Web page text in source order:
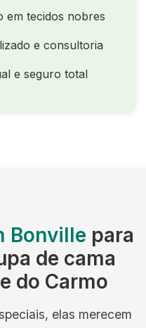
em tecidos nobres
e consultoria
e seguro total
Bonville para
de cama
do Carmo
elas merecem